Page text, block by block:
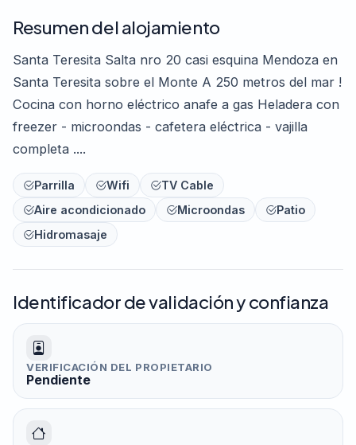
Resumen del alojamiento
Santa Teresita Salta nro 20 casi esquina Mendoza en
Santa Teresita sobre el Monte A 250 metros del mar !
Cocina con horno eléctrico anafe a gas Heladera con
freezer - microondas - cafetera eléctrica - vajilla
completa ....
Parrilla Wifi
TV Cable
Aire acondicionado
Microondas
Patio
Hidromasaje
Identificador de validación y confianza
VERIFICACIÓN DEL PROPIETARIO
Pendiente